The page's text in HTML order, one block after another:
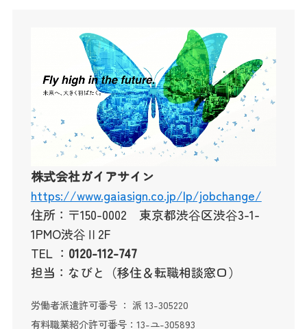
株式会社ガイアサイン
https://www.gaiasign.co.jp/lp/jobchange/
住所：〒150-0002 東京都渋⾕区渋⾕3-1-
1PMO渋⾕Ⅱ2F
TEL ： 0120-112-747
担当：なびと（移住＆転職相談窓口）
労働者派遣許可番号 ： 派 13-305220
有料職業紹介許可番号：13-ユ-305893